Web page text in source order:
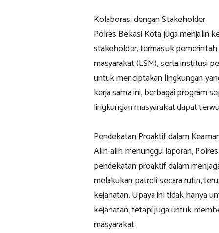
Kolaborasi dengan Stakeholder
Polres Bekasi Kota juga menjalin
stakeholder, termasuk pemerintah
masyarakat (LSM), serta institusi
untuk menciptakan lingkungan
kerja sama ini, berbagai program
lingkungan masyarakat dapat
Pendekatan Proaktif dalam
Alih-alih menunggu laporan,
pendekatan proaktif dalam
melakukan patroli secara rutin,
kejahatan. Upaya ini tidak hanya
kejahatan, tetapi juga untuk
masyarakat.